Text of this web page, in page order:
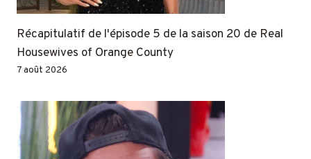
Récapitulatif de l'épisode 5 de la saison 20 de Real
Housewives of Orange County
7 août 2026